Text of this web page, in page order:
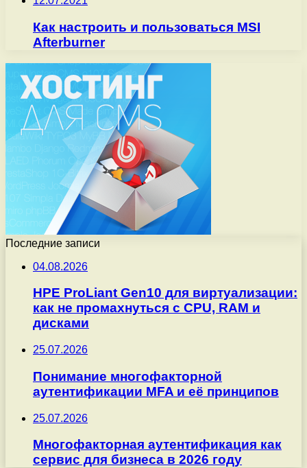
Как настроить и пользоваться MSI
Afterburner
Последние записи
04.08.2026
HPE ProLiant Gen10 для виртуализации:
как не промахнуться с CPU, RAM и
дисками
25.07.2026
Понимание многофакторной
аутентификации MFA и её принципов
25.07.2026
Многофакторная аутентификация как
сервис для бизнеса в 2026 году